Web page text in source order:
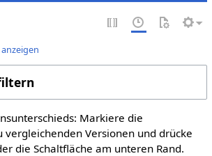
Markiere die
vergleichenden Versionen und drücke
die Schaltfläche am unteren Rand.